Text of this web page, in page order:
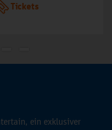
Tickets
ein exklusiver